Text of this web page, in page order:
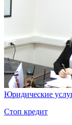
Юридические
Стоп кредит